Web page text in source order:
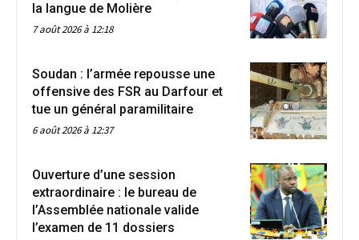
la langue de Molière
7 août 2026 à 12:18
Soudan : l’armée repousse une
offensive des FSR au Darfour et
tue un général paramilitaire
6 août 2026 à 12:37
Ouverture d’une session
extraordinaire : le bureau de
l’Assemblée nationale valide
l’examen de 11 dossiers